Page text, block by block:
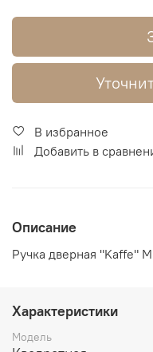
В избранное
Добавить в
Описание
Ручка дверная "Kaffe"
Характеристики
Модель